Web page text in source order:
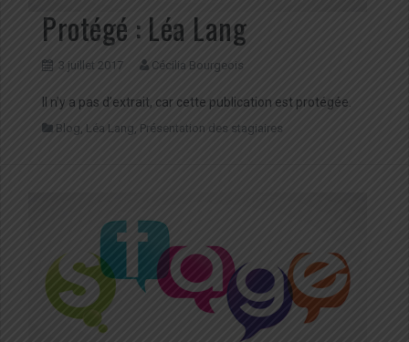
Protégé : Léa Lang
3 juillet 2017 Cécilia Bourgeois
Il n’y a pas d’extrait, car cette publication est protégée.
Blog, Léa Lang, Présentation des stagiaires